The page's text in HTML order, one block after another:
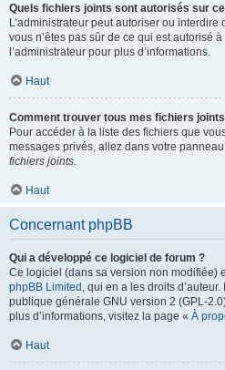
Quels fichiers joints sont autorisés sur
L’administrateur peut autoriser ou
vous n’êtes pas sûr de ce qui est autorisé
l’administrateur pour plus d’informations.
Haut
Comment trouver tous mes fichiers
Pour accéder à la liste des fichiers que
messages privés, allez dans votre
fichiers joints.
Haut
Concernant phpBB
Qui a développé ce logiciel de forum ?
Ce logiciel (dans sa version non modifiée)
phpBB Limited , qui en a les droits
publique générale GNU version 2 (GPL-
plus d’informations, visitez la page « À
Haut